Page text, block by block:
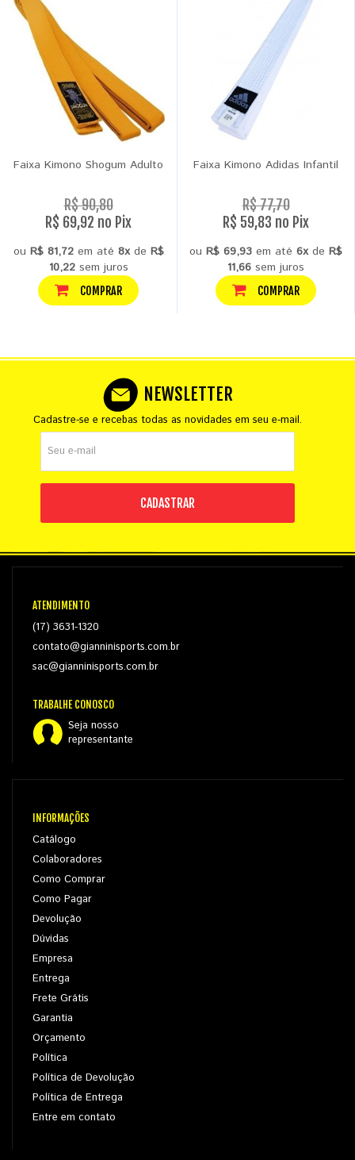
Faixa Kimono Shogum Adulto
R$ 90,80
R$ 69,92 no Pix
ou R$ 81,72em até 8xde R$
10,22sem juros
COMPRAR
Faixa Kimono Adidas Infantil
R$ 77,70
R$ 59,83 no Pix
ou R$ 69,93 em até 6xde R$
11,66 sem juros
COMPRAR
NEWSLETTER
Cadastre-se e recebas todas as novidades em seu e-mail.
CADASTRAR
ATENDIMENTO
(17) 3631-1320
contato@gianninisports.com.br
sac@gianninisports.com.br
TRABALHE CONOSCO
Seja nosso
representante
INFORMAÇÕES
Catálogo
Colaboradores
Como Comprar
Como Pagar
Devolução
Dúvidas
Empresa
Entrega
Frete Grátis
Garantia
Orçamento
Política
Política de Devolução
Política de Entrega
Entre em contato